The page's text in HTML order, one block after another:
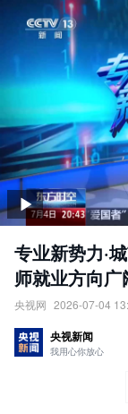
专业新势力·
师就业方向广
央视网 2026-07-04
责任编辑：央视网
央视新闻
我用心你放心